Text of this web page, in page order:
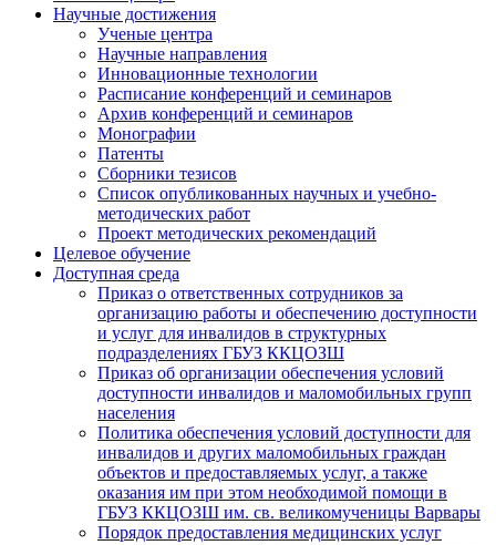
Научные достижения
Ученые центра
Научные направления
Инновационные технологии
Расписание конференций и семинаров
Архив конференций и семинаров
Монографии
Патенты
Сборники тезисов
Список опубликованных научных и учебно-
методических работ
Проект методических рекомендаций
Целевое обучение
Доступная среда
Приказ о ответственных сотрудников за
организацию работы и обеспечению доступности
и услуг для инвалидов в структурных
подразделениях ГБУЗ ККЦОЗШ
Приказ об организации обеспечения условий
доступности инвалидов и маломобильных групп
населения
Политика обеспечения условий доступности для
инвалидов и других маломобильных граждан
объектов и предоставляемых услуг, а также
оказания им при этом необходимой помощи в
ГБУЗ ККЦОЗШ им. св. великомученицы Варвары
Порядок предоставления медицинских услуг